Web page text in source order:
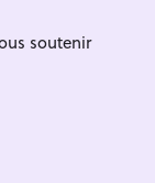
soutenir